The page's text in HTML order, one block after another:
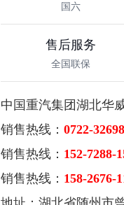
国六
售后服务
全国联保
中国重汽集团湖北华
销售热线： 0722-
销售热线： 152-7288-
销售热线： 158-2676-